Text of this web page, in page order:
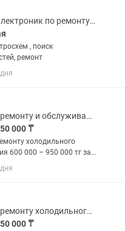
Инженер-электроник по ремонту оборудования
, поиск
ремонт
Мастер по ремонту и обслуживанию оборудования
000 ₸
холодильного
600 000 – 950 000 тг за
· Выплаты: раз в месяц
1–3 года Полная
рынка в...
Мастер по ремонту холодильного оборудования
000 ₸